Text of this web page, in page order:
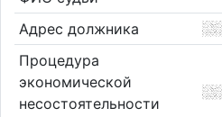
Адрес должника
Процедура
экономической
несостоятельности